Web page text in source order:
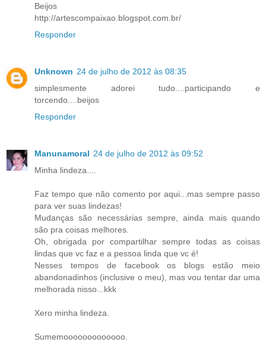
Beijos
http://artescompaixao.blogspot.com.br/
Responder
Unknown 24 de julho de 2012 às 08:35
simplesmente adorei tudo....participando e
torcendo....beijos
Responder
Manunamoral 24 de julho de 2012 às 09:52
Minha lindeza....
Faz tempo que não comento por aqui...mas sempre passo
para ver suas lindezas!
Mudanças são necessárias sempre, ainda mais quando
são pra coisas melhores.
Oh, obrigada por compartilhar sempre todas as coisas
lindas que vc faz e a pessoa linda que vc é!
Nesses tempos de facebook os blogs estão meio
abandonadinhos (inclusive o meu), mas vou tentar dar uma
melhorada nisso...kkk
Xero minha lindeza.
Sumemooooooooooooo.